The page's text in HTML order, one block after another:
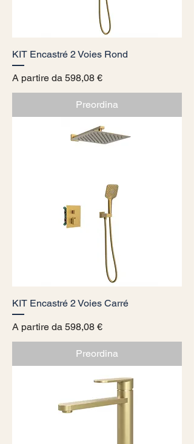
KIT Encastré 2 Voies Rond
A partire da 598,08 €
Prezzo scontato
Preordina
KIT Encastré 2 Voies Carré
A partire da 598,08 €
Prezzo scontato
Preordina